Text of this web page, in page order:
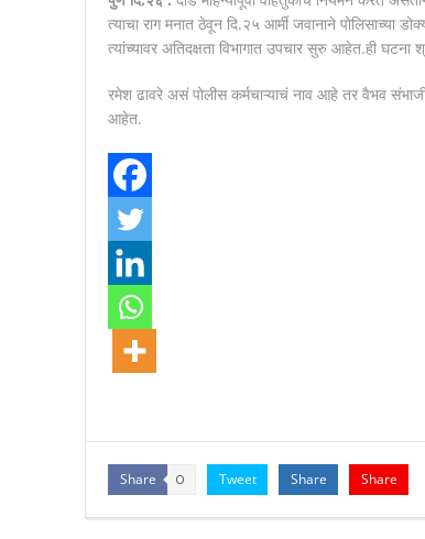
त्याचा राग मनात ठेवून दि.२५ आर्मी जवानाने पोलिसाच्या
त्यांच्यावर अतिदक्षता विभागात उपचार सुरु आहेत.ही
रमेश ढावरे असं पोलीस कर्मचाऱ्याचं नाव आहे तर वैभव
आहेत.
Share 0 Tweet Share Share